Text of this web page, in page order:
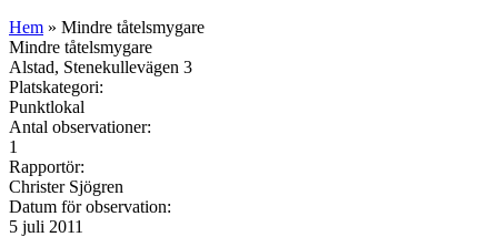
Hem » Mindre tåtelsmygare
Mindre tåtelsmygare
Alstad, Stenekullevägen 3
Platskategori:
Punktlokal
Antal observationer:
1
Rapportör:
Christer Sjögren
Datum för observation:
5 juli 2011